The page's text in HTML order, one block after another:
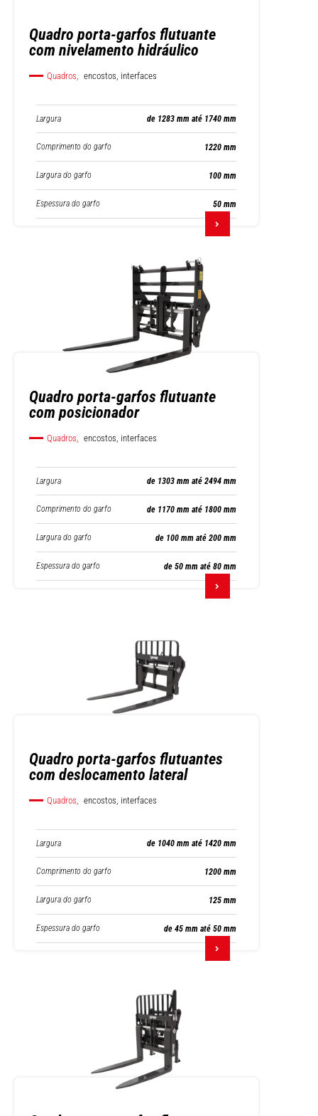
Quadro porta-garfos flutuante
com nivelamento hidráulico
Quadros, encostos, interfaces
Largura de 1283 mm até 1740 mm
Comprimento do garfo 1220 mm
Largura do garfo 100 mm
Espessura do garfo 50 mm
Quadro porta-garfos flutuante
com posicionador
Quadros, encostos, interfaces
Largura de 1303 mm até 2494 mm
Comprimento do garfo de 1170 mm até 1800 mm
Largura do garfo de 100 mm até 200 mm
Espessura do garfo de 50 mm até 80 mm
Quadro porta-garfos flutuantes
com deslocamento lateral
Quadros, encostos, interfaces
Largura de 1040 mm até 1420 mm
Comprimento do garfo 1200 mm
Largura do garfo 125 mm
Espessura do garfo de 45 mm até 50 mm